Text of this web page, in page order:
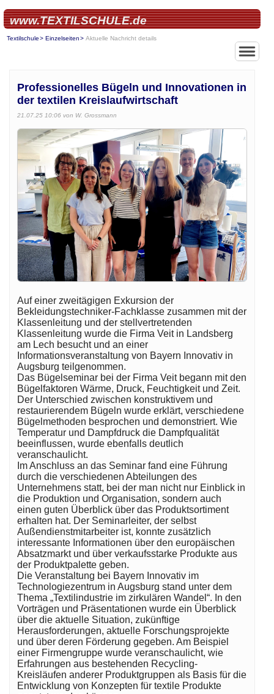
www.TEXTILSCHULE.de
Textilschule Einzelseiten Aktuelle Nachricht details
Professionelles Bügeln und Innovationen in
der textilen Kreislaufwirtschaft
21.07.25 10:06 von W. Grossmann
Auf einer zweitägigen Exkursion der
Bekleidungstechniker-Fachklasse zusammen mit der
Klassenleitung und der stellvertretenden
Klassenleitung wurde die Firma Veit in Landsberg
am Lech besucht und an einer
Informationsveranstaltung von Bayern Innovativ in
Augsburg teilgenommen.
Das Bügelseminar bei der Firma Veit begann mit den
Bügelfaktoren Wärme, Druck, Feuchtigkeit und Zeit.
Der Unterschied zwischen konstruktivem und
restaurierendem Bügeln wurde erklärt, verschiedene
Bügelmethoden besprochen und demonstriert. Wie
Temperatur und Dampfdruck die Dampfqualität
beeinflussen, wurde ebenfalls deutlich
veranschaulicht.
Im Anschluss an das Seminar fand eine Führung
durch die verschiedenen Abteilungen des
Unternehmens statt, bei der man nicht nur Einblick in
die Produktion und Organisation, sondern auch
einen guten Überblick über das Produktsortiment
erhalten hat. Der Seminarleiter, der selbst
Außendienstmitarbeiter ist, konnte zusätzlich
interessante Informationen über den europäischen
Absatzmarkt und über verkaufsstarke Produkte aus
der Produktpalette geben.
Die Veranstaltung bei Bayern Innovativ im
Technologiezentrum in Augsburg stand unter dem
Thema „Textilindustrie im zirkulären Wandel“. In den
Vorträgen und Präsentationen wurde ein Überblick
über die aktuelle Situation, zukünftige
Herausforderungen, aktuelle Forschungsprojekte
und über deren Förderung gegeben. Am Beispiel
einer Firmengruppe wurde veranschaulicht, wie
Erfahrungen aus bestehenden Recycling-
Kreisläufen anderer Produktgruppen als Basis für die
Entwicklung von Konzepten für textile Produkte